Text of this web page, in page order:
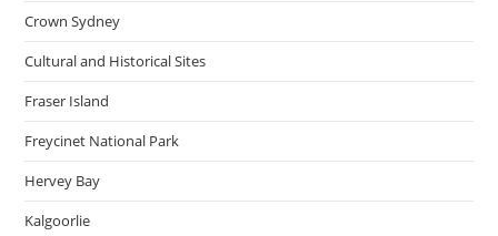
Crown Sydney
Cultural and Historical Sites
Fraser Island
Freycinet National Park
Hervey Bay
Kalgoorlie